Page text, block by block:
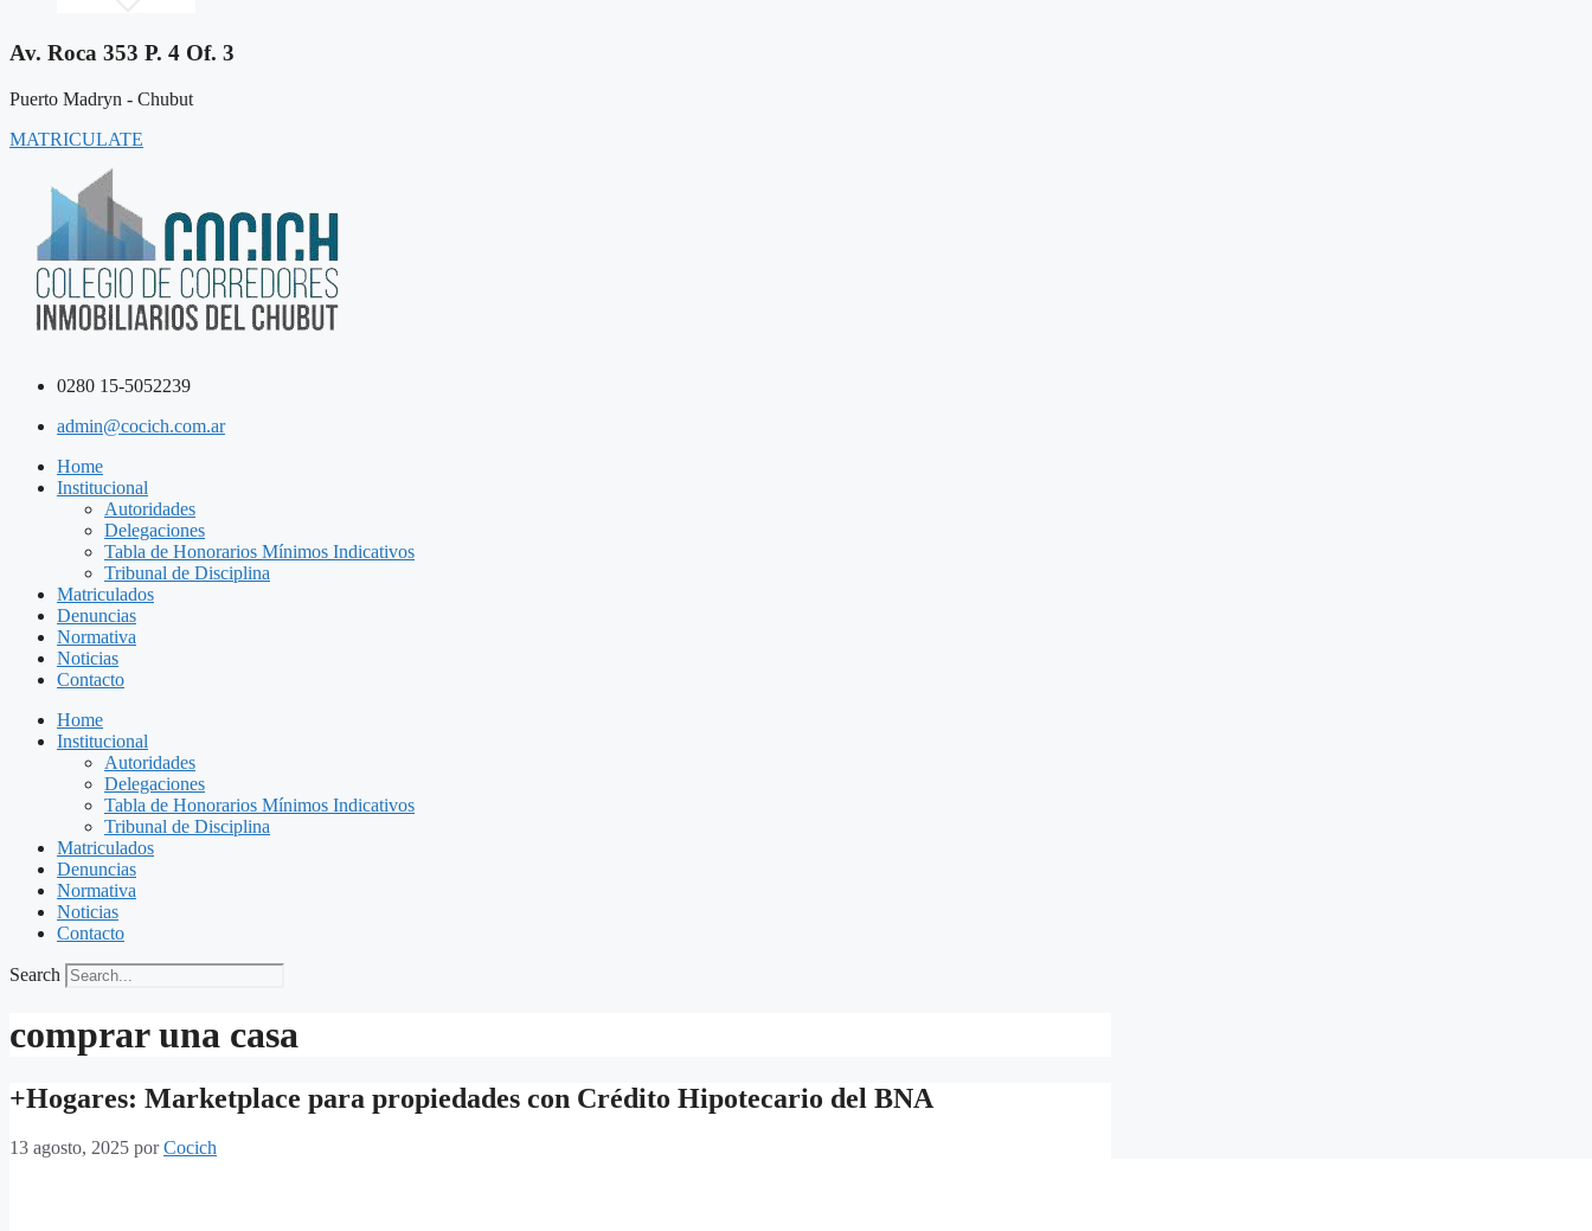
Av. Roca 353 P. 4 Of. 3
Puerto Madryn - Chubut
MATRICULATE
0280 15-5052239
admin@cocich.com.ar
Home
Institucional
Autoridades
Delegaciones
Tabla de Honorarios Mínimos Indicativos
Tribunal de Disciplina
Matriculados
Denuncias
Normativa
Noticias
Contacto
Home
Institucional
Autoridades
Delegaciones
Tabla de Honorarios Mínimos Indicativos
Tribunal de Disciplina
Matriculados
Denuncias
Normativa
Noticias
Contacto
Search
comprar una casa
+Hogares: Marketplace para propiedades con Crédito Hipotecario del BNA
13 agosto, 2025 porCocich